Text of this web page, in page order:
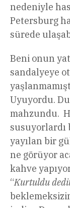
nedeniyle
Petersburg
sürede
Beni onun
sandalyeye
Uyuyordu.
mahzundu.
susuyorlardı
yayılan bir
ne görüyor
kahve
“Kurtuldu